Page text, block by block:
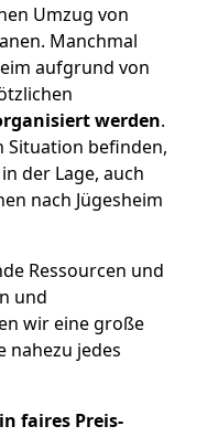
Umzug von
Manchmal
aufgrund von
werden.
Situation befinden,
der Lage, auch
nach Jügesheim
Ressourcen und
und
wir eine große
nahezu jedes
faires Preis-